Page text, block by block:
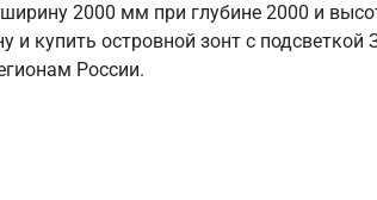
2000 мм при глубине 2000 и
и купить островной зонт с
России.